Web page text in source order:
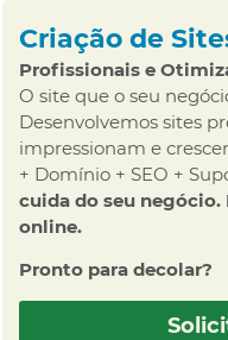
Criação de
Profissionais e
O site que o seu
Desenvolvemos sites
impressionam e
+ Domínio + SEO +
cuida do seu negócio.
online.
Pronto para decolar?